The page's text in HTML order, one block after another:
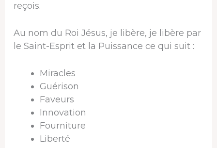
reçois.
Au nom du Roi Jésus, je libère, je libère par
le Saint-Esprit et la Puissance ce qui suit :
Miracles
Guérison
Faveurs
Innovation
Fourniture
Liberté